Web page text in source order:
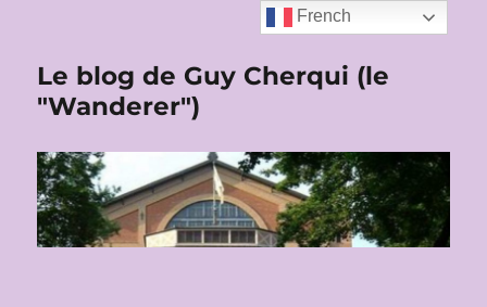
Le blog de Guy Cherqui (le
"Wanderer")
French